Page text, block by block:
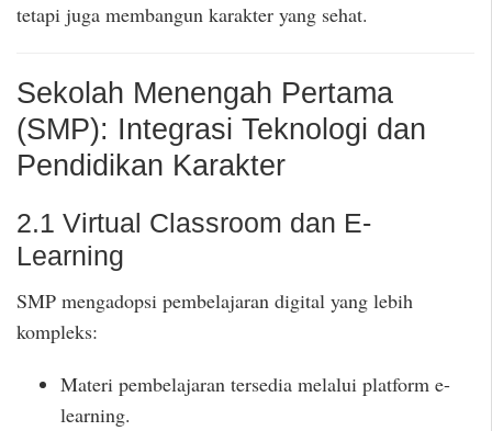
tetapi juga membangun karakter yang sehat.
Sekolah Menengah Pertama
(SMP): Integrasi Teknologi dan
Pendidikan Karakter
2.1 Virtual Classroom dan E-
Learning
SMP mengadopsi pembelajaran digital yang lebih
kompleks:
Materi pembelajaran tersedia melalui platform e-
learning.